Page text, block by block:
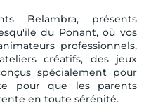
Belambra, présents
du Ponant, où vos
professionnels,
créatifs, des jeux
spécialement pour
pour que les parents
en toute sérénité.